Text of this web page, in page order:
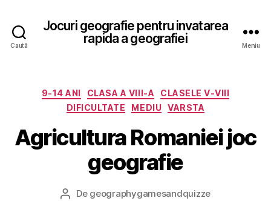
Caută
Jocuri geografie pentru invatarea
rapida a geografiei
Meniu
Categorii
9-14 ANI CLASA A VIII-A
CLASELE V-VIII
DIFICULTATE
MEDIU VARSTA
Agricultura Romaniei joc
geografie
Autor
De geographygamesandquizze